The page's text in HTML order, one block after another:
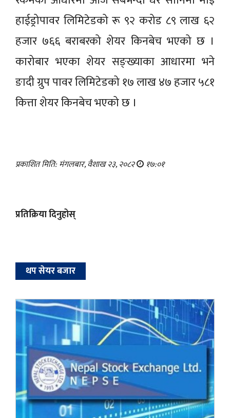
हाईड्रोपावर लिमिटेडको रू ९२ करोड ८९ लाख ६२
हजार ७६६ बराबरको शेयर किनबेच भएको छ ।
कारोबार भएका शेयर सङ्ख्याका आधारमा भने
ङादी ग्रुप पावर लिमिटेडको १७ लाख ४७ हजार ५८१
कित्ता शेयर किनबेच भएको छ ।
प्रकाशित मिति: मंगलबार, वैशाख २३, २०८२ १७:०१
प्रतिक्रिया दिनुहोस्
थप सेयर बजार